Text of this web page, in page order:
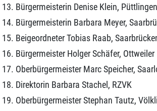
Bürgermeisterin Denise Klein, Püttlingen
Bürgermeisterin Barbara Meyer,
Beigeordneter Tobias Raab,
Bürgermeister Holger Schäfer, Ottweiler
Oberbürgermeister Marc Speicher,
Direktorin Barbara Stachel, RZVK
Oberbürgermeister Stephan Tautz,